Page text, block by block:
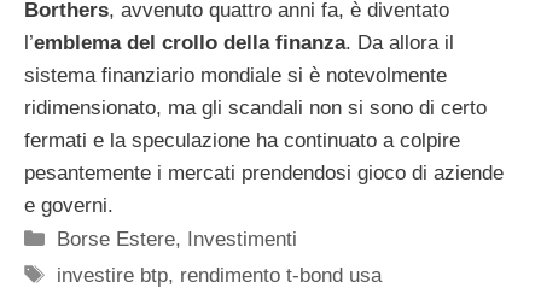
Borthers, avvenuto quattro anni fa, è diventato
l’emblema del crollo della finanza. Da allora il
sistema finanziario mondiale si è notevolmente
ridimensionato, ma gli scandali non si sono di certo
fermati e la speculazione ha continuato a colpire
pesantemente i mercati prendendosi gioco di aziende
e governi.
Categorie
Borse Estere, Investimenti
Tag
investire btp, rendimento t-bond usa